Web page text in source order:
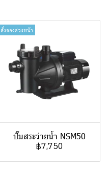
สั่งจองล่วงหน้า
ปั๊มสระว่ายน้ำ NSM50
฿7,750